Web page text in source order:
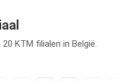
KTM filialen in België.